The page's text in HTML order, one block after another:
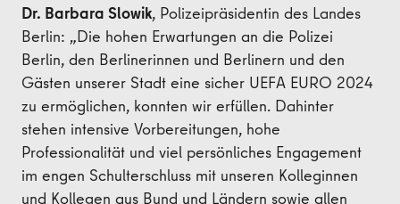
Dr. Barbara Slowik, Polizeipräsidentin des Landes
Berlin: „Die hohen Erwartungen an die Polizei
Berlin, den Berlinerinnen und Berlinern und den
Gästen unserer Stadt eine sicher UEFA EURO 2024
zu ermöglichen, konnten wir erfüllen. Dahinter
stehen intensive Vorbereitungen, hohe
Professionalität und viel persönliches Engagement
im engen Schulterschluss mit unseren Kolleginnen
und Kollegen aus Bund und Ländern sowie allen